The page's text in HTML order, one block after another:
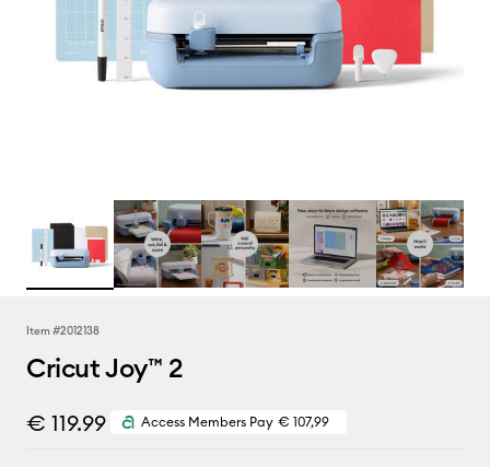
Item #2012138
Cricut Joy™ 2
€ 119.99 Access Members Pay € 107,99